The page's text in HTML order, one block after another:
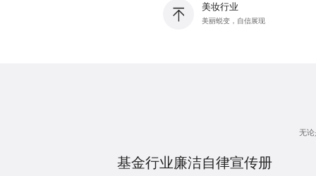
美妆行业
美丽蜕变，自信展现
无论
诺安奖杯介绍宣传册